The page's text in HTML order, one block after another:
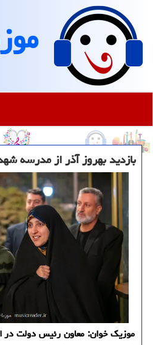
بازدید بهروز آذر از مدرسه
موزیک خوان: معاون رئیس دولت در